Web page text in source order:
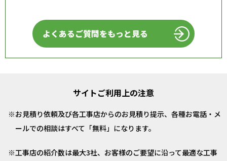
よくあるご質問をもっと見る
サイトご利用上の注意
お見積り依頼及び各工事店からのお見積り提示、各種お電話・メ
ールでの相談はすべて「無料」になります。
工事店の紹介数は最大3社、お客様のご要望に沿って最適な工事